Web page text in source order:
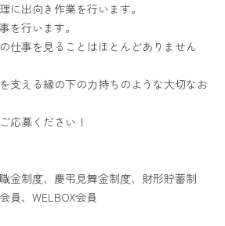
に出向き作業を行います。
を行います。
仕事を見ることはほとんどありません
支える縁の下の力持ちのような大切なお
応募ください！
金制度、慶弔見舞金制度、財形貯蓄制
員、WELBOX会員